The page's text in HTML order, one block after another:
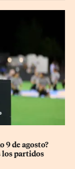
9 de agosto?
los partidos